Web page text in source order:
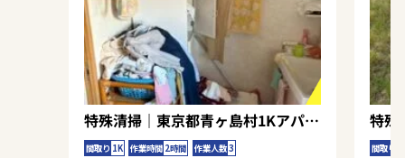
とができた現場でした。
特殊清掃｜東京都青ヶ島村1KアパートＦ.Ｅ様の作業事例
間取り 1K 作業時間 2時間 作業人数3 間取り